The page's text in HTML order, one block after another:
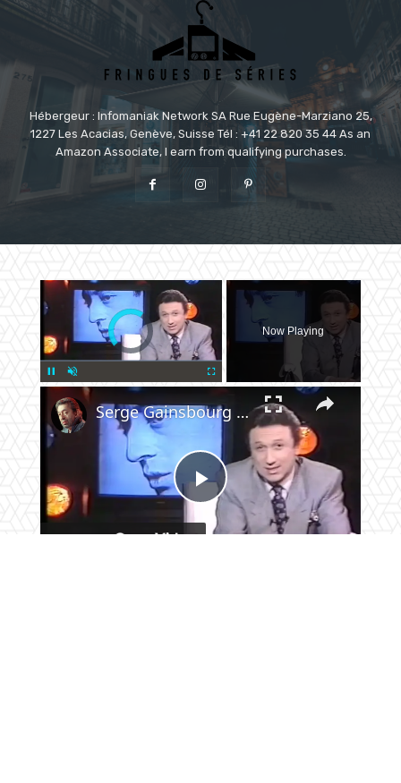
Hébergeur : Infomaniak Network SA Rue Eugène-Marziano 25,
1227 Les Acacias, Genève, Suisse Tél : +41 22 820 35 44 As an
Amazon Associate, I earn from qualifying purchases.
Video Player is loading.
Pause Unmute
Now Playing
Play
Serge Gainsbourg - hommage - le chanteur - 1991
Watch on